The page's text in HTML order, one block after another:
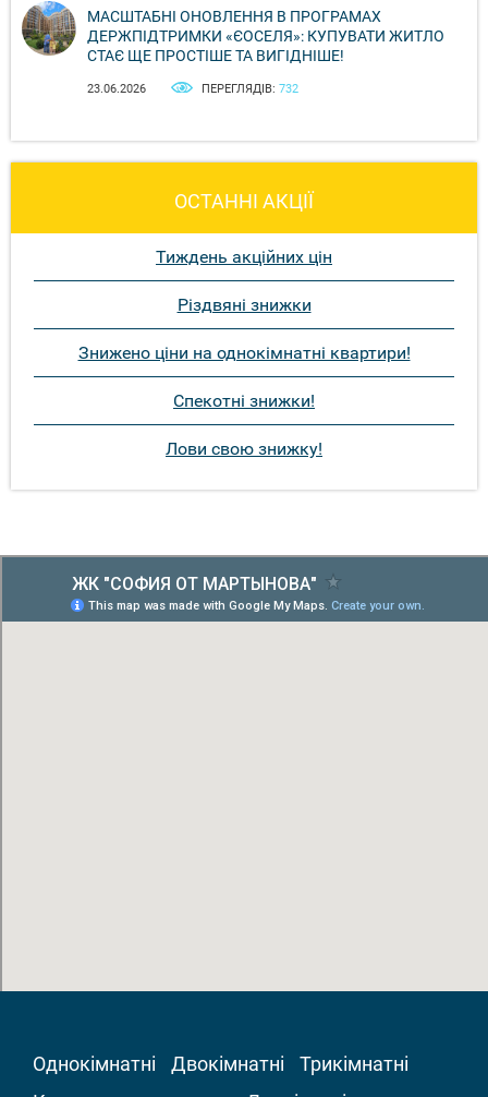
МАСШТАБНІ ОНОВЛЕННЯ В ПРОГРАМАХ
ДЕРЖПІДТРИМКИ «ЄОСЕЛЯ»: КУПУВАТИ ЖИТЛО
СТАЄ ЩЕ ПРОСТІШЕ ТА ВИГІДНІШЕ!
23.06.2026 ПЕРЕГЛЯДІВ: 732
ОСТАННІ АКЦІЇ
Тиждень акційних цін
Різдвяні знижки
Знижено ціни на однокімнатні квартири!
Спекотні знижки!
Лови свою знижку!
Однокімнатні Двокімнатні
Трикімнатні